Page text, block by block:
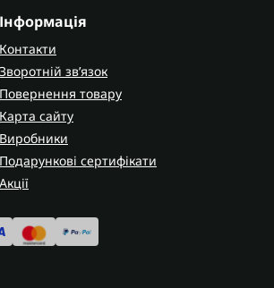
і A761E застосовуються на різних
передавальними числами.
та надійно доставляє
Україні. У Запоріжжі виконуємо
ремонт цих коробок передач з
на всі виконані роботи.
Інформація
Контакти
Зворотній зв’язок
Повернення товару
Карта сайту
Виробники
Подарункові сертифікати
Акції